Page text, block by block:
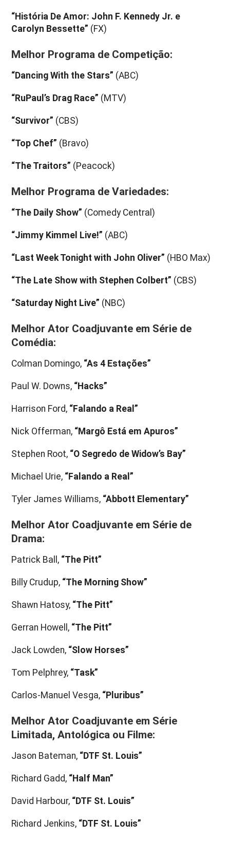
“História De Amor: John F. Kennedy Jr. e
Carolyn Bessette” (FX)
Melhor Programa de Competição:
“Dancing With the Stars” (ABC)
“RuPaul’s Drag Race” (MTV)
“Survivor” (CBS)
“Top Chef” (Bravo)
“The Traitors” (Peacock)
Melhor Programa de Variedades:
“The Daily Show” (Comedy Central)
“Jimmy Kimmel Live!” (ABC)
“Last Week Tonight with John Oliver” (HBO Max)
“The Late Show with Stephen Colbert” (CBS)
“Saturday Night Live” (NBC)
Melhor Ator Coadjuvante em Série de
Comédia:
Colman Domingo, “As 4 Estações”
Paul W. Downs, “Hacks”
Harrison Ford, “Falando a Real”
Nick Offerman, “Margô Está em Apuros”
Stephen Root, “O Segredo de Widow’s Bay”
Michael Urie, “Falando a Real”
Tyler James Williams, “Abbott Elementary”
Melhor Ator Coadjuvante em Série de
Drama:
Patrick Ball, “The Pitt”
Billy Crudup, “The Morning Show”
Shawn Hatosy, “The Pitt”
Gerran Howell, “The Pitt”
Jack Lowden, “Slow Horses”
Tom Pelphrey, “Task”
Carlos-Manuel Vesga, “Pluribus”
Melhor Ator Coadjuvante em Série
Limitada, Antológica ou Filme:
Jason Bateman, “DTF St. Louis”
Richard Gadd, “Half Man”
David Harbour, “DTF St. Louis”
Richard Jenkins, “DTF St. Louis”